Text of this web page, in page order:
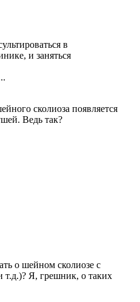
в
и заняться
сколиоза появляется
Ведь так?
о шейном сколиозе с
т.д.)? Я, грешник, о таких